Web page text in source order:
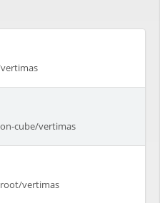
cube/vertimas
vertimas